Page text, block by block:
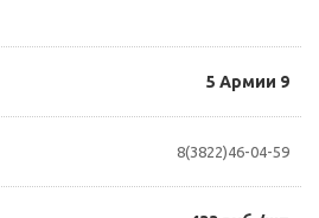
5 Армии 9
8(3822)46-04-59